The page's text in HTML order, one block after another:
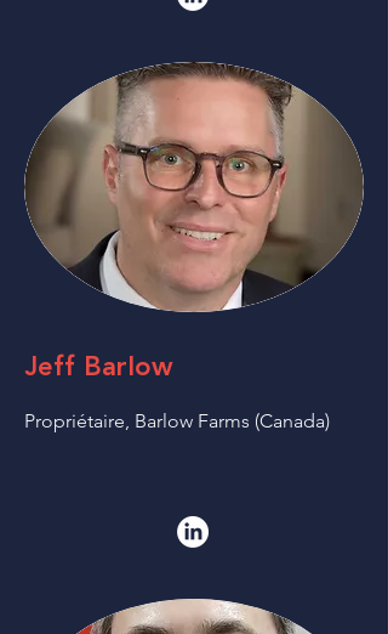
Jeff Barlow
Propriétaire, Barlow Farms (Canada)